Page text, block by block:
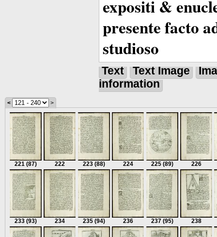
expositi &
presente facto
studioso
Text Text Image
information
< >
221 (87) 222 223 (88) 224 225 (89) 226
233 (93) 234 235 (94) 236 237 (95) 238